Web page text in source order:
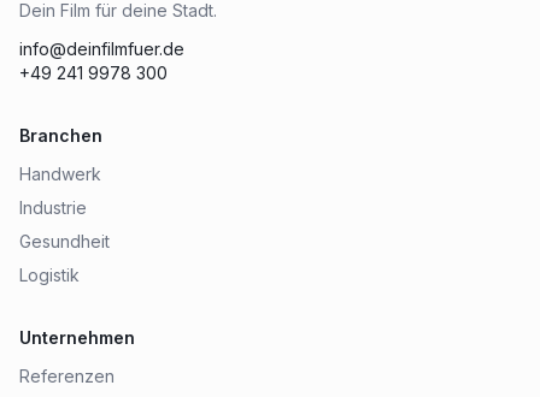
Dein Film für deine Stadt.
info@deinfilmfuer.de
+49 241 9978 300
Branchen
Handwerk
Industrie
Gesundheit
Logistik
Unternehmen
Referenzen